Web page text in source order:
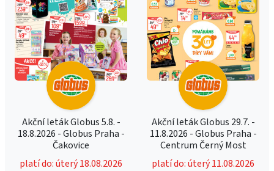
Akční leták Globus 5.8. -
18.8.2026 - Globus Praha -
Čakovice
platí do: úterý 18.08.2026
Akční leták Globus 29.7. -
11.8.2026 - Globus Praha -
Centrum Černý Most
platí do: úterý 11.08.2026